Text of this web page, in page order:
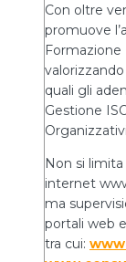
Con oltre
promuove
Formazione
quali gli
Gestione
Non si
internet
ma
portali web
tra cui: